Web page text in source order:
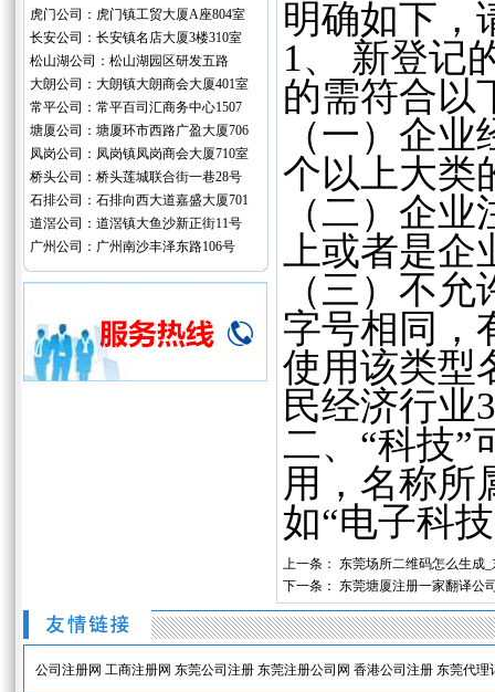
虎门公司：虎门镇工贸大厦A座804室
长安公司：长安镇名店大厦3楼310室
松山湖公司：松山湖园区研发五路
大朗公司：大朗镇大朗商会大厦401室
常平公司：常平百司汇商务中心1507
塘厦公司：塘厦环市西路广盈大厦706
凤岗公司：凤岗镇凤岗商会大厦710室
桥头公司：桥头莲城联合街一巷28号
石排公司：石排向西大道嘉盛大厦701
道滘公司：道滘镇大鱼沙新正街11号
广州公司：广州南沙丰泽东路106号
明确如下，
1、 新登记
的需符合以
（一）企
个以上大类
（二）企
上或者是企
（三）不
字号相同，
使用该类型
民经济行业
二、“科技”
用，名称所
如“电子科
上一条： 东莞场所二维码怎么生成
下一条： 东莞塘厦注册一家翻译公
公司注册网 工商注册网 东莞公司注册 东莞注册公司网 香港公司注册 东莞代理